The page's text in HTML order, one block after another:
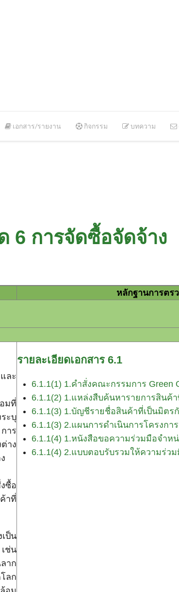
เอกสาร/รายงาน กิจกรรม บทความ
6 การจัดซื้อจัดจ้าง
หลักฐานการตร
จัดซื้อจัดจ้
ละ
มที่
ะบุ
าร
าง
ซื้อ
าที่
ป็น
ช่น
าก
ลก
รายละเอียดเอกสาร 6.1
6.1.1(1) 1.คำสั่งคณะกรรมการ Green
6.1.1(2) 1.แหล่งสืบค้นหารายการสินค้
6.1.1(3) 1.บัญชีรายชื่อสินค้าที่เป็นมิตร
6.1.1(3) 2.แผนการดำเนินการโครงกา
6.1.1(4) 1.หนังสือขอความร่วมมือจำห
6.1.1(4) 2.แบบตอบรับรวมให้ความร่ว